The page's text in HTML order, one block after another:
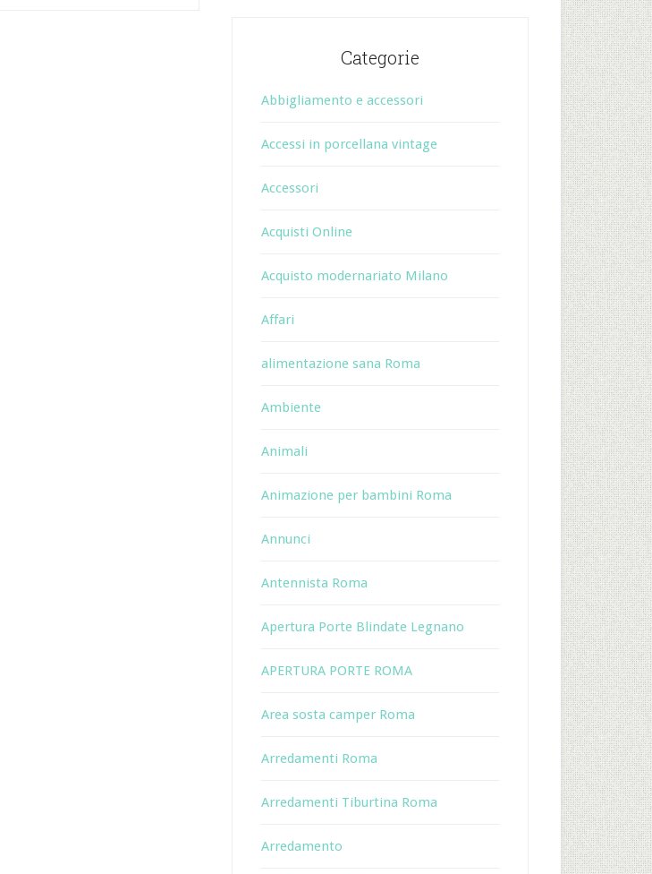
Categorie
Abbigliamento e accessori
Accessi in porcellana vintage
Accessori
Acquisti Online
Acquisto modernariato Milano
Affari
alimentazione sana Roma
Ambiente
Animali
Animazione per bambini Roma
Annunci
Antennista Roma
Apertura Porte Blindate Legnano
APERTURA PORTE ROMA
Area sosta camper Roma
Arredamenti Roma
Arredamenti Tiburtina Roma
Arredamento